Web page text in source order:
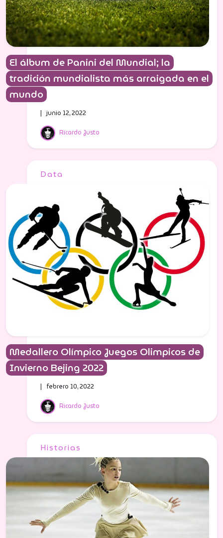
El álbum de Panini del Mundial; la
tradición mundialista más arraigada en el
mundo
Ricardo Justo
| junio 12, 2022
Data
Medallero Olímpico Juegos Olimpicos de
Invierno Bejing 2022
Ricardo Justo
| febrero 10, 2022
Historias